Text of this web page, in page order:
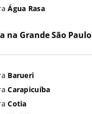
Água Rasa
na Grande São Paulo
Barueri
Carapicuíba
Cotia